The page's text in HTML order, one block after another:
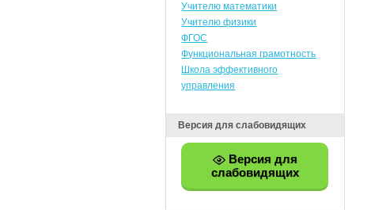
Учителю математики
Учителю физики
ФГОС
Функциональная грамотность
Школа эффективного
управления
Версия для слабовидящих
Версия для
слабовидящих